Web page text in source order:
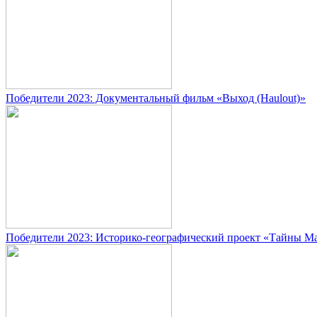
Победители 2023: Документальный фильм «Выход (Haulout)»
Победители 2023: Историко-географический проект «Тайны